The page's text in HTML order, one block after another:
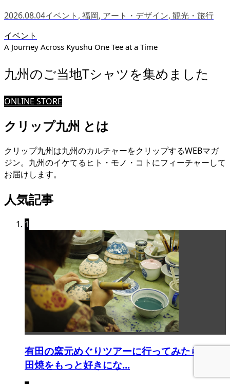
2026.08.04イベント , 福岡, アート・デザイン, 観光・旅行
イベント
A Journey Across Kyushu One Tee at a Time
九州のご当地Tシャツを集めました
ONLINE STORE
クリップ九州 とは
クリップ九州は九州のカルチャーをクリップするWEBマガ
ジン。九州のイケてるヒト・モノ・コトにフィーチャーして
お届けします。
人気記事
1
有田の窯元めぐりツアーに行ってみたら、有
田焼をもっと好きにな...